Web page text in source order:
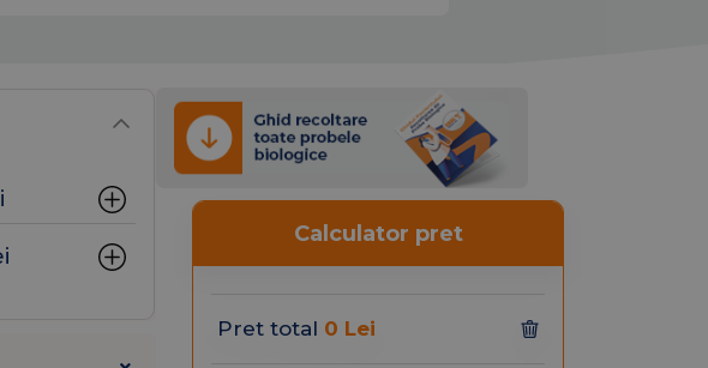
Calculator pret
Pret total 0 Lei